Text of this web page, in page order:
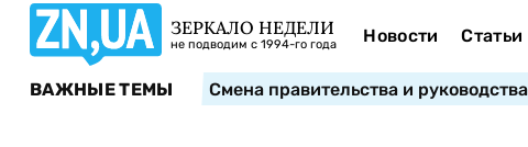
ЗЕРКАЛО НЕДЕЛИ
не подводим с 1994-го года Новости Статьи
ВАЖНЫЕ ТЕМЫ Смена правительства и